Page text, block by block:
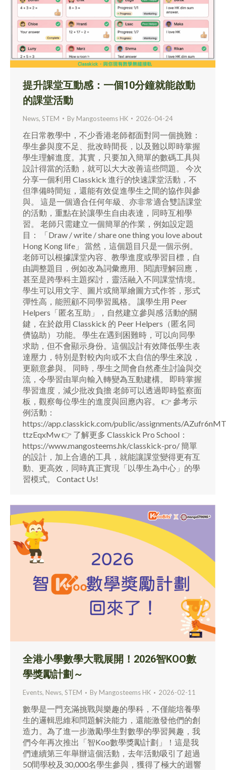
提升課堂互動感：一個10分鐘就能啟動
的課堂活動
News, STEM By Mangosteems HK 2026-04-24
在日常教學中，不少香港老師都面對同一個挑難：
學生參與度不足、批改時間長，以及難以即時掌握
學生理解進度。其實，只要加入簡單的數碼工具與
設計得當的活動，就可以大大改善這些問題。 今次
分享一個利用 Classkick 進行的快速課堂活動，不
但準備時間短，還能有效促進學生之間的協作與參
與。 這是一個適合任何年級、亦非常適合雙語課堂
的活動，重點在於讓學生自由表達，同時互相學
習。 老師只需建立一個簡單的作業，例如設定題
目： 「Draw / write / share one thing you love about
Hong Kong life」 當然，這個題目只是一個示例。
老師可以根據課堂內容、教學進度或學習目標，自
由調整題目，例如改為詞彙應用、閱讀理解回應，
甚至是跨學科主題探討，靈活融入不同課堂情境。
學生可以用文字、圖片或簡單繪圖方式作答，形式
彈性高，能照顧不同學習風格。 讓學生用 Peer
Helpers「匿名互助」，自然建立參與感 活動的關
鍵，在於啟用 Classkick 的 Peer Helpers（匿名同
儕協助） 功能。 學生在遇到困難時，可以向同學
求助，但不會顯示身份。這個設計有效降低學生表
達壓力，特別是對較內向或不太自信的學生來說，
更願意參與。 同時，學生之間會自然產生討論與交
流，令學習由單向輸入轉變為互動建構。 即時掌握
學習進度，減少批改負擔 老師可以透過即時監察面
板，觀察每位學生的進度與回應內容。 👉 參考示
例活動：
https://app.classkick.com/public/assignments/
ttzEqxMw 👉 了解更多 Classkick Pro School：
https://www.mangosteems.hk/classkick-pro/ 簡單
的設計，加上合適的工具，就能讓課堂變得更有互
動、更高效，同時真正實現「以學生為中心」的學
習模式。 Contact Us!
全港小學數學大戰展開！2026智KOO數
學獎勵計劃～
Events, News, STEM By Mangosteems HK 2026-02-11
數學是一門充滿挑戰與樂趣的學科，不僅能培養學
生的邏輯思維和問題解決能力，還能激發他們的創
造力。為了進一步激勵學生對數學的學習興趣，我
們今年再次推出「智Koo數學獎勵計劃」！這是我
們連續第三年舉辦這個活動，去年活動吸引了超過
50間學校及30,000名學生參與，獲得了極大的迴響